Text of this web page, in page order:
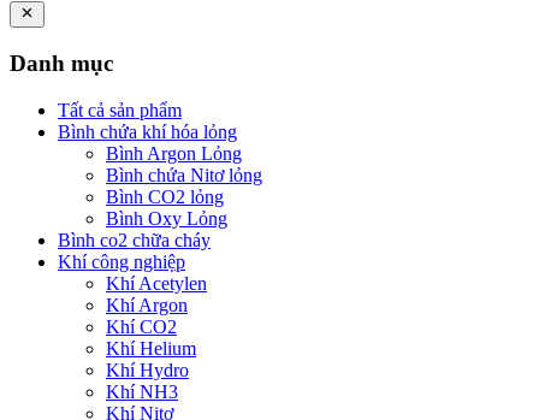
Danh mục
Tất cả sản phẩm
Bình chứa khí hóa lỏng
Bình Argon Lỏng
Bình chứa Nitơ lỏng
Bình CO2 lỏng
Bình Oxy Lỏng
Bình co2 chữa cháy
Khí công nghiệp
Khí Acetylen
Khí Argon
Khí CO2
Khí Helium
Khí Hydro
Khí NH3
Khí Nitơ